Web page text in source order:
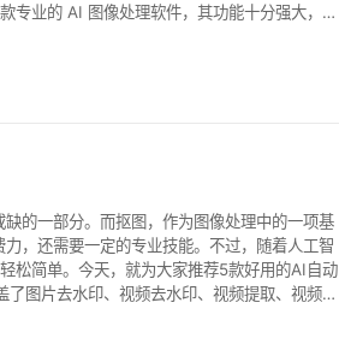
洁的界面和高效的修复能力赢得
的一部分。而抠图，作为图像处理中的一项基
，还需要一定的专业技能。不过，随着人工智
松简单。今天，就为大家推荐5款好用的AI自动
，零误差地精准识